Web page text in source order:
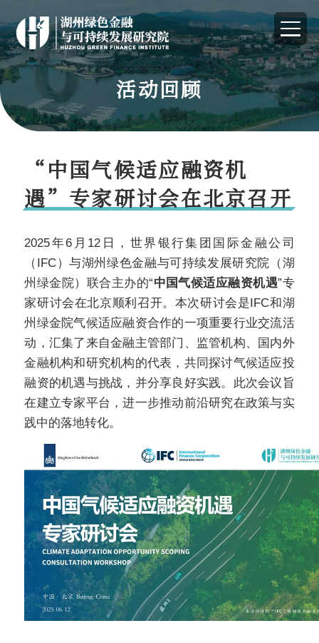
活动回顾
“中国气候适应融资机
遇”专家研讨会在北京召开
2025年6月12日，世界银行集团国际金融公司
（IFC）与湖州绿色金融与可持续发展研究院（湖
州绿金院）联合主办的“中国气候适应融资机遇”专
家研讨会在北京顺利召开。本次研讨会是IFC和湖
州绿金院气候适应融资合作的一项重要行业交流活
动，汇集了来自金融主管部门、监管机构、国内外
金融机构和研究机构的代表，共同探讨气候适应投
融资的机遇与挑战，并分享良好实践。此次会议旨
在建立专家平台，进一步推动前沿研究在政策与实
践中的落地转化。